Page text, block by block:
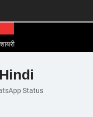
हिंदी
इन हिंदीStatus